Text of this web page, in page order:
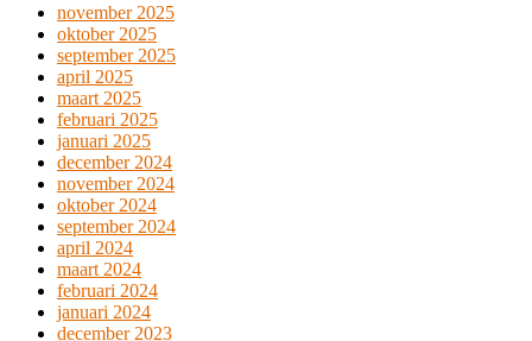
november 2025
oktober 2025
september 2025
april 2025
maart 2025
februari 2025
januari 2025
december 2024
november 2024
oktober 2024
september 2024
april 2024
maart 2024
februari 2024
januari 2024
december 2023